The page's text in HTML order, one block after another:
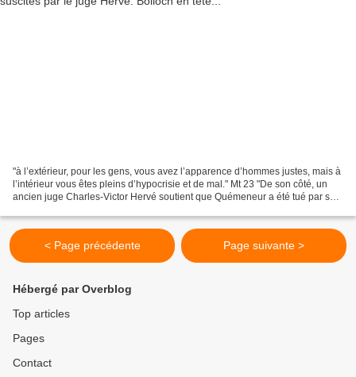
"à l’extérieur, pour les gens, vous avez l’apparence d’hommes justes, mais à
l’intérieur vous êtes pleins d’hypocrisie et de mal." Mt 23 "De son côté, un
ancien juge Charles-Victor Hervé soutient que Quémeneur a été tué par son
< Page précédente Page suivante >
Hébergé par Overblog
Top articles
Pages
Contact